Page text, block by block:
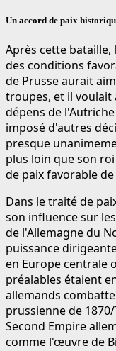
Un accord de paix
Après cette
des conditions
de Prusse aurait
troupes, et il voulait
dépens de
imposé d'autres
presque
plus loin que son
de paix favorable
Dans le traité de
son influence sur
de l'Allemagne du
puissance
en Europe centrale
préalables étaient
allemands
prussienne de
Second Empire
comme l'œuvre de